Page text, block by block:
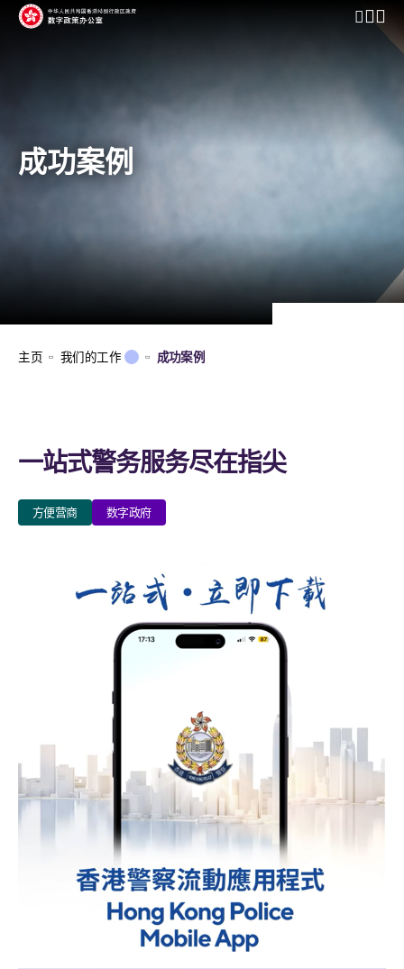
开启行
成功案例
主页 我们的工作 成功案例
一站式警务服务尽在指尖
方便营商 数字政府